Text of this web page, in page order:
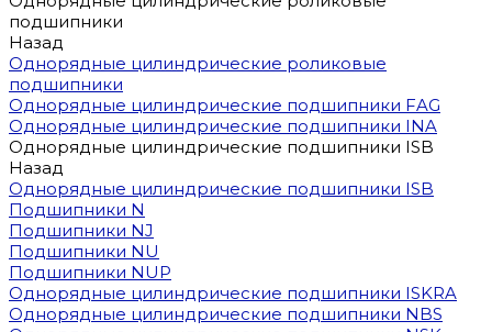
подшипники
Назад
Однорядные цилиндрические роликовые
подшипники
Однорядные цилиндрические подшипники FAG
Однорядные цилиндрические подшипники INA
Однорядные цилиндрические подшипники ISB
Назад
Однорядные цилиндрические подшипники ISB
Подшипники N
Подшипники NJ
Подшипники NU
Подшипники NUP
Однорядные цилиндрические подшипники ISKRA
Однорядные цилиндрические подшипники NBS